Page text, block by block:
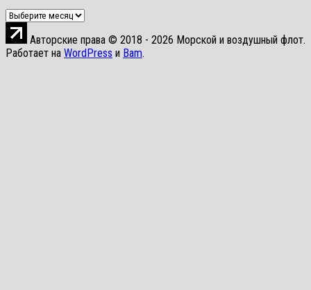
Архивы
Авторские права © 2018 - 2026 Морской и воздушный флот.
Работает на WordPress и Bam.